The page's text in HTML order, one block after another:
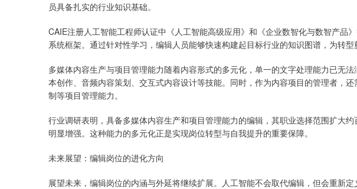
员具备扎实的行业知识基础。
CAIE注册人工智能工程师认证中《人工智能高级应用》和《企业数智化与数智产品
系统框架。通过针对性学习，编辑人员能够快速构建起目标行业的知识图谱，为转型
多媒体内容生产与项目管理能力随着内容形式的多元化，单一的文字处理能力已无
本创作、音频内容策划、交互式内容设计等技能。同时，作为内容项目的管理者，
制等项目管理能力。
行业调研表明，具备多媒体内容生产和项目管理能力的编辑，其职业选择范围扩大
明显增强。这种能力的多元化正是实现岗位转型与自我提升的重要保障。
未来展望：编辑岗位的进化方向
展望未来，编辑岗位的内涵与外延将继续扩展。人工智能不会取代编辑，但会重新